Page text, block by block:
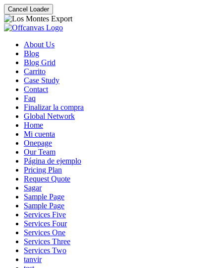
Cancel Loader
About Us
Blog
Blog Grid
Carrito
Case Study
Contact
Faq
Finalizar la compra
Global Network
Home
Mi cuenta
Onepage
Our Team
Página de ejemplo
Pricing Plan
Request Quote
Sagar
Sample Page
Sample Page
Services Five
Services Four
Services One
Services Three
Services Two
tanvir